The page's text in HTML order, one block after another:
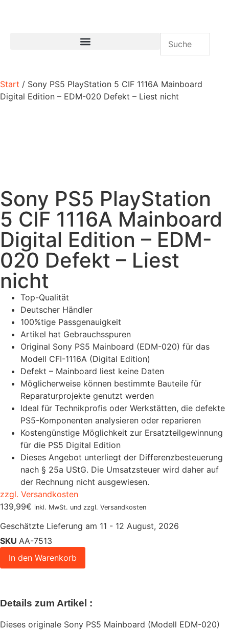
Start / Sony PS5 PlayStation 5 CIF 1116A Mainboard
Digital Edition – EDM-020 Defekt – Liest nicht
Sony PS5 PlayStation
5 CIF 1116A Mainboard
Digital Edition – EDM-
020 Defekt – Liest
nicht
Top-Qualität
Deutscher Händler
100%tige Passgenauigkeit
Artikel hat Gebrauchsspuren
Original Sony PS5 Mainboard (EDM-020) für das
Modell CFI-1116A (Digital Edition)
Defekt – Mainboard liest keine Daten
Möglicherweise können bestimmte Bauteile für
Reparaturprojekte genutzt werden
Ideal für Technikprofis oder Werkstätten, die defekte
PS5-Komponenten analysieren oder reparieren
Kostengünstige Möglichkeit zur Ersatzteilgewinnung
für die PS5 Digital Edition
Dieses Angebot unterliegt der Differenzbesteuerung
nach § 25a UStG. Die Umsatzsteuer wird daher auf
der Rechnung nicht ausgewiesen.
zzgl. Versandkosten
139,99€ inkl. MwSt. und zzgl. Versandkosten
Geschätzte Lieferung am 11 - 12 August, 2026
SKU AA-7513
In den Warenkorb
Details zum Artikel :
Dieses originale Sony PS5 Mainboard (Modell EDM-020)